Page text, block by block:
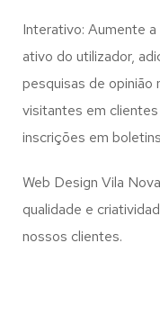
Interativo: Aumente
ativo do utilizador,
pesquisas de opinião
visitantes em
inscrições em
Web Design Vila
qualidade e
nossos clientes.